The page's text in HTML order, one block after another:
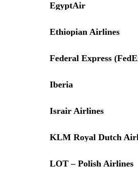
EgyptAir
Ethiopian Airlines
Federal Express
Iberia
Israir Airlines
KLM Royal Dutch
LOT – Polish Airlines